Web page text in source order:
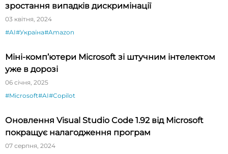
зростання випадків дискримінації
03 квітня, 2024
#AI#Україна#Amazon
Міні-комп’ютери Microsoft зі штучним інтелектом
уже в дорозі
06 січня, 2025
#Microsoft#AI#Copilot
Оновлення Visual Studio Code 1.92 від Microsoft
покращує налагодження програм
07 серпня, 2024